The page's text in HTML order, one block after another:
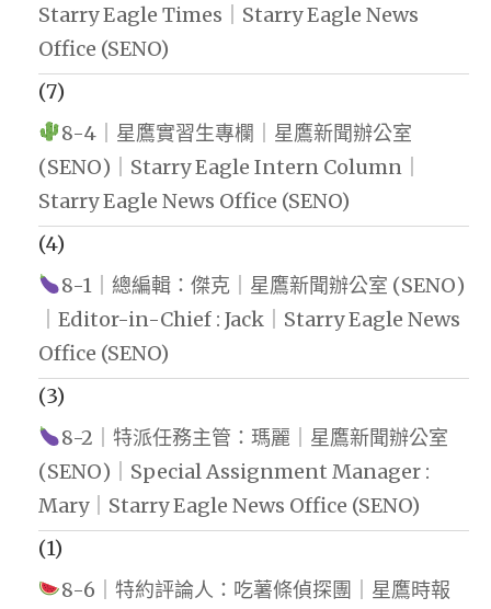
Starry Eagle Times｜Starry Eagle News
Office (SENO)
(7)
8-4｜星鷹實習生專欄｜星鷹新聞辦公室
(SENO)｜Starry Eagle Intern Column｜
Starry Eagle News Office (SENO)
(4)
8-1｜總編輯：傑克｜星鷹新聞辦公室 (SENO)
｜Editor-in-Chief : Jack｜Starry Eagle News
Office (SENO)
(3)
8-2｜特派任務主管：瑪麗｜星鷹新聞辦公室
(SENO)｜Special Assignment Manager :
Mary｜Starry Eagle News Office (SENO)
(1)
8-6｜特約評論人：吃薯條偵探團｜星鷹時報